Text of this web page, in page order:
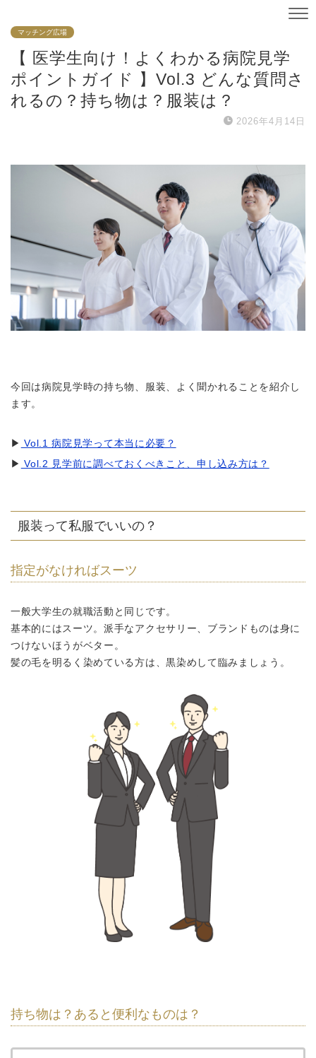
マッチング広場
【 医学生向け！よくわかる病院見学
ポイントガイド 】Vol.3 どんな質問さ
れるの？持ち物は？服装は？
2026年4月14日
今回は病院見学時の持ち物、服装、よく聞かれることを紹介し
ます。
▶ Vol.1 病院見学って本当に必要？
▶ Vol.2 見学前に調べておくべきこと、申し込み方は？
服装って私服でいいの？
指定がなければスーツ
一般大学生の就職活動と同じです。
基本的にはスーツ。派手なアクセサリー、ブランドものは身に
つけないほうがベター。
髪の毛を明るく染めている方は、黒染めして臨みましょう。
持ち物は？あると便利なものは？